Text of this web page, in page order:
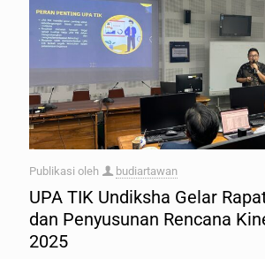
Publikasi oleh budiartawan
UPA TIK Undiksha Gelar
dan Penyusunan Rencana
2025